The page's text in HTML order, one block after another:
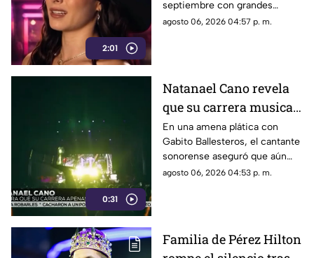
2:01
septiembre con grandes
celebridades y condiciones
agosto 06, 2026 04:57 p. m.
0:31
Natanael Cano revela
que su carrera musical
apenas está
empezando
En una amena plática con
Gabito Ballesteros, el cantante
sonorense aseguró que aún
tiene un largo camino por
agosto 06, 2026 04:53 p. m.
Familia de Pérez Hilton